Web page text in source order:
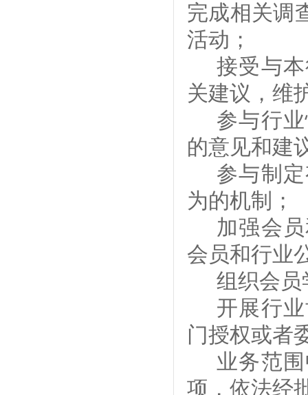
完成相关调
活动；
接受与
关建议，维
参与行
的意见和建
参与制
为的机制；
加强会
会员和行业
组织会
开展行
门授权或者
业务范
项，依法经